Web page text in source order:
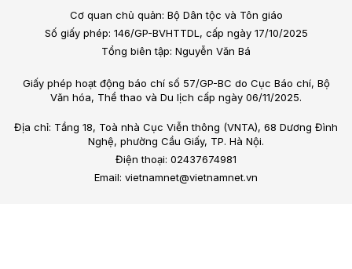
Cơ quan chủ quản: Bộ Dân tộc và Tôn giáo
Số giấy phép: 146/GP-BVHTTDL, cấp ngày 17/10/2025
Tổng biên tập: Nguyễn Văn Bá
Giấy phép hoạt động báo chí số 57/GP-BC do Cục Báo chí, Bộ
Văn hóa, Thể thao và Du lịch cấp ngày 06/11/2025.
Địa chỉ: Tầng 18, Toà nhà Cục Viễn thông (VNTA), 68 Dương Đình
Nghệ, phường Cầu Giấy, TP. Hà Nội.
Điện thoại: 02437674981
Email: vietnamnet@vietnamnet.vn